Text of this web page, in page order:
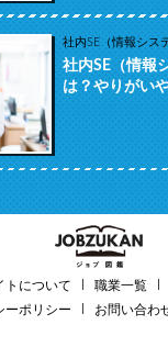
社内SE（情報シス
社内SE（情報
は？やりがい
トについて 職業一覧
ーポリシー お問い合わ